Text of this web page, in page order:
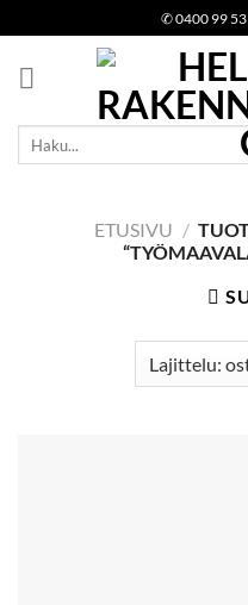
to
content
✆0400 99
Etsi:
ETUSIVU /